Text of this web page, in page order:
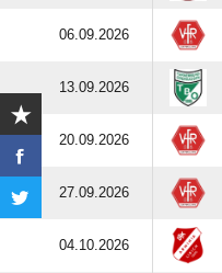
06.09.2026
13.09.2026
20.09.2026
27.09.2026
04.10.2026